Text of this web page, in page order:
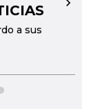
a sus
→